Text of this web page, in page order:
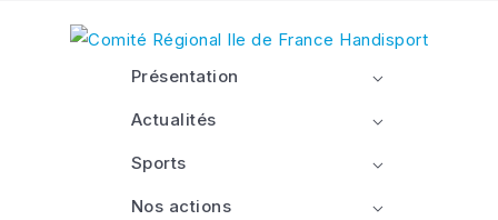
Présentation
Actualités
Sports
Nos actions